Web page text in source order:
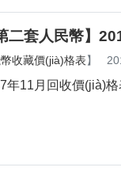
二套人民幣】
收藏價(jià)格表】
年11月回收價(jià)格